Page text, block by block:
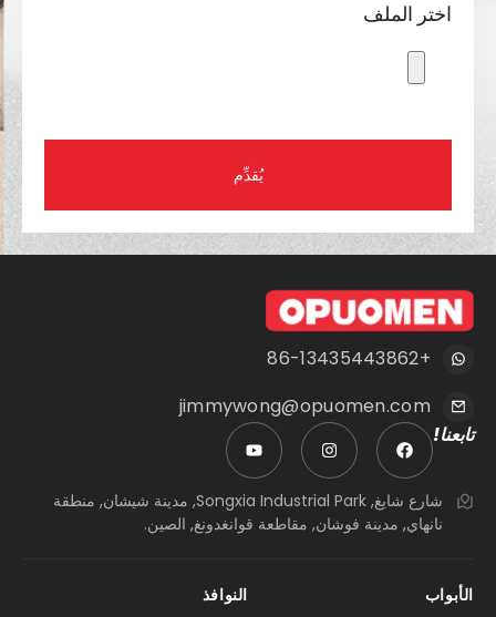
اختر الملف
يُقدِّم
jimmywong@opuomen.com
تابعنا!
شارع شايغ, Songxia Industrial Park, مدينة شيشان, منطقة
نانهاي, مدينة فوشان, مقاطعة قوانغدونغ, الصين.
الأبواب النوافذ